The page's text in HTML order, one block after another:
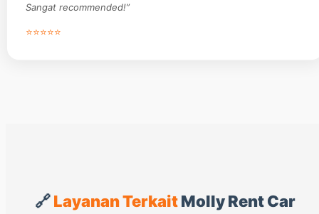
Sangat recommended!”
⭐⭐⭐⭐⭐
🔗Layanan TerkaitMolly Rent Car